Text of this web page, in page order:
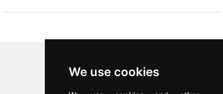
We use cookies
Via Bernocchi 48